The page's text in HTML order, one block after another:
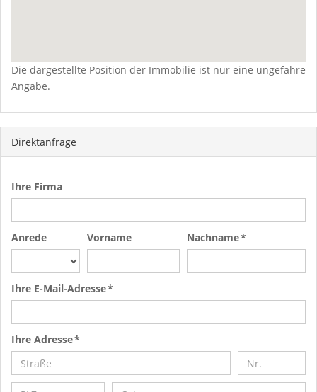
Die dargestellte Position der Immobilie ist nur eine ungefähre
Angabe.
Direktanfrage
Ihre Firma
Anrede Vorname Nachname *
Ihre E-Mail-Adresse *
Ihre Adresse *